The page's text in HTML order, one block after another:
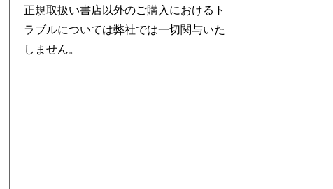
正規取扱い書店以外のご購入におけるト
ラブルについては弊社では一切関与いた
しません。